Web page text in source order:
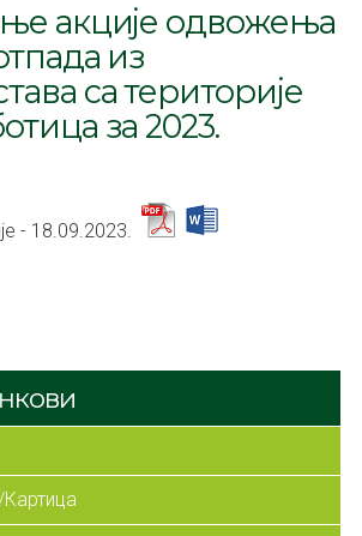
акције одвожења
из
са територије
за 2023.
- 18.09.2023.